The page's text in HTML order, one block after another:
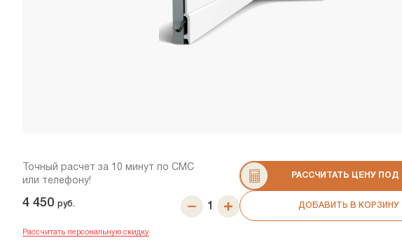
Точный расчет за 10 минут по СМС
или телефону!
4 450 руб.
РАССЧИТАТЬ ЦЕНУ ПОД
ДОБАВИТЬ В КОРЗИНУ
Рассчитать персональную скидку